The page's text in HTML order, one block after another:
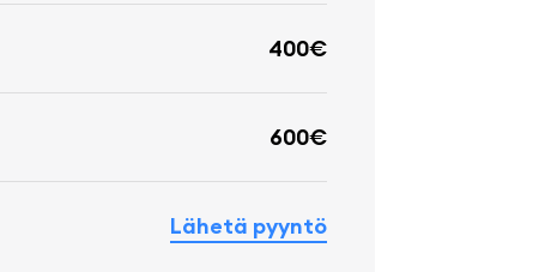
400€
600€
Lähetä pyyntö